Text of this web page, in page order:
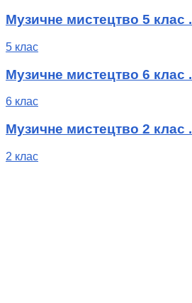
Музичне мистецтво 5 клас
5 клас
Музичне мистецтво 6 клас
6 клас
Музичне мистецтво 2 клас
2 клас